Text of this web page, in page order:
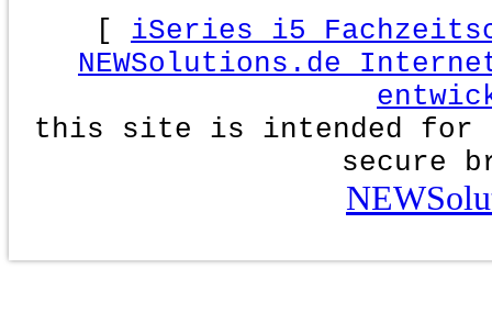
[ iSeries i5
NEWSolutions.de
this site is intended for
secure